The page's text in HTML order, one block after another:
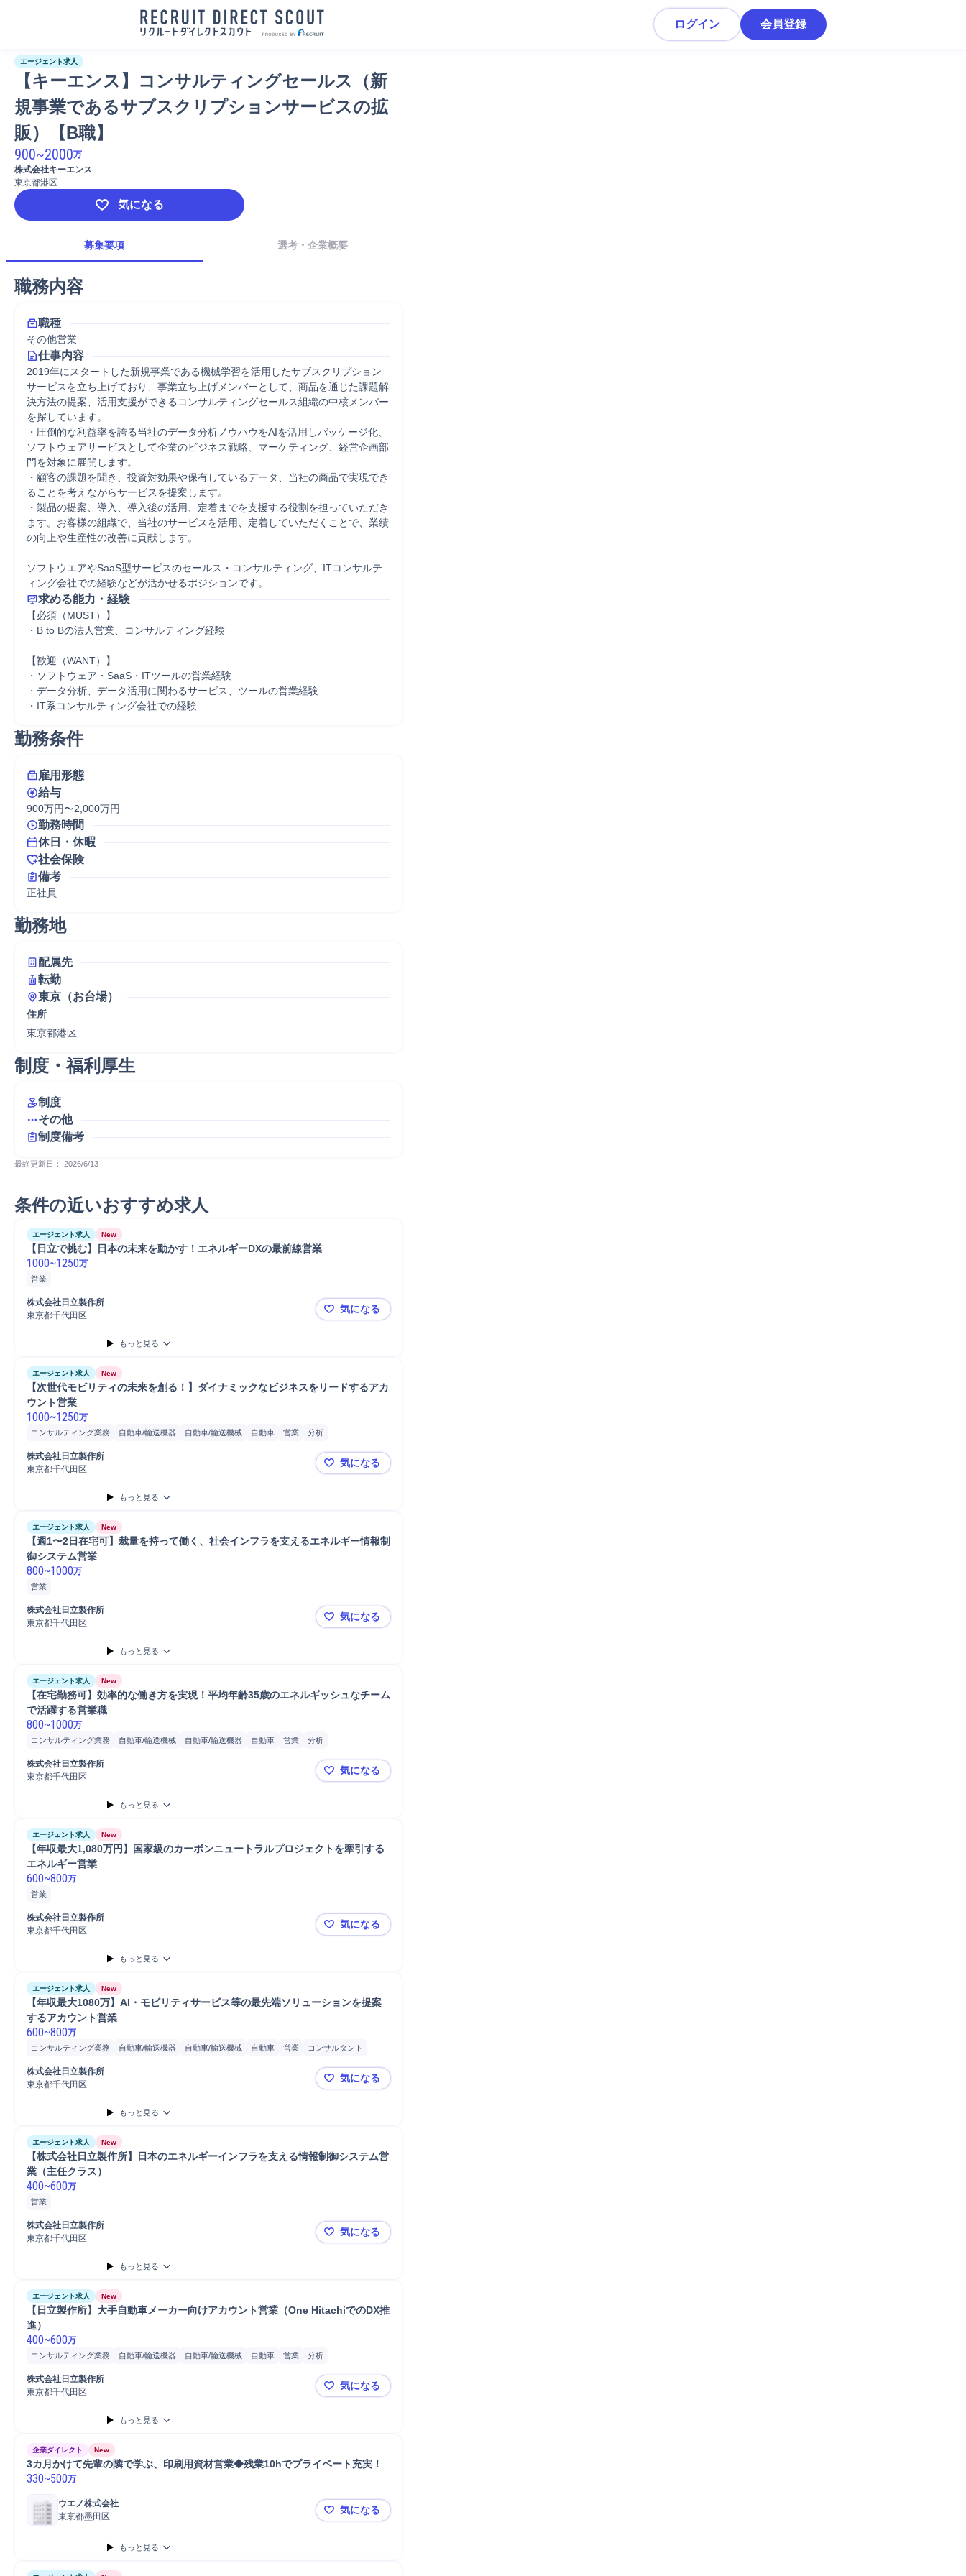
ログイン 会員登録
エージェント求人
【キーエンス】コンサルティングセールス（新
規事業であるサブスクリプションサービスの拡
販）【B職】
900~2000万
株式会社キーエンス
東京都港区
気になる
募集要項 選考・企業概要
職務内容
職種
その他営業
仕事内容
2019年にスタートした新規事業である機械学習を活用したサブスクリプション
サービスを立ち上げており、事業立ち上げメンバーとして、商品を通じた課題解
決方法の提案、活用支援ができるコンサルティングセールス組織の中核メンバー
を探しています。
・圧倒的な利益率を誇る当社のデータ分析ノウハウをAIを活用しパッケージ化、
ソフトウェアサービスとして企業のビジネス戦略、マーケティング、経営企画部
門を対象に展開します。
・顧客の課題を聞き、投資対効果や保有しているデータ、当社の商品で実現でき
ることを考えながらサービスを提案します。
・製品の提案、導入、導入後の活用、定着までを支援する役割を担っていただき
ます。お客様の組織で、当社のサービスを活用、定着していただくことで、業績
の向上や生産性の改善に貢献します。
ソフトウエアやSaaS型サービスのセールス・コンサルティング、ITコンサルテ
ィング会社での経験などが活かせるポジションです。
求める能力・経験
【必須（MUST）】
・B to Bの法人営業、コンサルティング経験
【歓迎（WANT）】
・ソフトウェア・SaaS・ITツールの営業経験
・データ分析、データ活用に関わるサービス、ツールの営業経験
・IT系コンサルティング会社での経験
勤務条件
雇用形態
給与
900万円〜2,000万円
勤務時間
休日・休暇
社会保険
備考
正社員
勤務地
配属先
転勤
東京（お台場）
住所
東京都港区
制度・福利厚生
制度
その他
制度備考
最終更新日： 2026/6/13
条件の近いおすすめ求人
エージェント求人 New
【日立で挑む】日本の未来を動かす！エネルギーDXの最前線営業
1000~1250万
営業
株式会社日立製作所
東京都千代田区
【日立で挑む】日本の未来を動かす！エネルギーDXの最前線営業
気になる
もっと見る
エージェント求人 New
【次世代モビリティの未来を創る！】ダイナミックなビジネスをリードするアカ
ウント営業
1000~1250万
コンサルティング業務 自動車/輸送機器 自動車/輸送機械 自動車 営業
分析
コンサルタント
株式会社日立製作所
東京都千代田区
【次世代モビリティの未来を創る！】ダイナミックなビジネスをリードするアカウント営業
気になる
もっと見る
エージェント求人 New
【週1〜2日在宅可】裁量を持って働く、社会インフラを支えるエネルギー情報制
御システム営業
800~1000万
営業
株式会社日立製作所
東京都千代田区
【週1〜2日在宅可】裁量を持って働く、社会インフラを支えるエネルギー情報制御システム営業
気になる
もっと見る
エージェント求人 New
【在宅勤務可】効率的な働き方を実現！平均年齢35歳のエネルギッシュなチーム
で活躍する営業職
800~1000万
コンサルティング業務 自動車/輸送機械 自動車/輸送機器 自動車 営業
分析
コンサルタント
株式会社日立製作所
東京都千代田区
【在宅勤務可】効率的な働き方を実現！平均年齢35歳のエネルギッシュなチームで活躍する営業職
気になる
もっと見る
エージェント求人 New
【年収最大1,080万円】国家級のカーボンニュートラルプロジェクトを牽引する
エネルギー営業
600~800万
営業
株式会社日立製作所
東京都千代田区
【年収最大1,080万円】国家級のカーボンニュートラルプロジェクトを牽引するエネルギー営業
気になる
もっと見る
エージェント求人 New
【年収最大1080万】AI・モビリティサービス等の最先端ソリューションを提案
するアカウント営業
600~800万
コンサルティング業務 自動車/輸送機器 自動車/輸送機械 自動車 営業
コンサルタント
分析
株式会社日立製作所
東京都千代田区
【年収最大1080万】AI・モビリティサービス等の最先端ソリューションを提案するアカウント営業
気になる
もっと見る
エージェント求人 New
【株式会社日立製作所】日本のエネルギーインフラを支える情報制御システム営
業（主任クラス）
400~600万
営業
株式会社日立製作所
東京都千代田区
【株式会社日立製作所】日本のエネルギーインフラを支える情報制御システム営業（主任クラス）
気になる
もっと見る
エージェント求人 New
【日立製作所】大手自動車メーカー向けアカウント営業（One HitachiでのDX推
進）
400~600万
コンサルティング業務 自動車/輸送機器 自動車/輸送機械 自動車 営業
分析
コンサルタント
株式会社日立製作所
東京都千代田区
【日立製作所】大手自動車メーカー向けアカウント営業（One HitachiでのDX推進）
気になる
もっと見る
企業ダイレクト New
3カ月かけて先輩の隣で学ぶ、印刷用資材営業◆残業10hでプライベート充実！
330~500万
ウエノ株式会社
東京都墨田区
3カ月かけて先輩の隣で学ぶ、印刷用資材営業◆残業10hでプライベート充実！
気になる
もっと見る